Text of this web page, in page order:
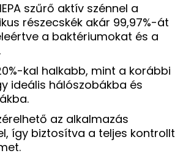
szűrő aktív szénnel a
részecskék akár 99,97%-át
a baktériumokat és a
kal halkabb, mint a korábbi
ideális hálószobákba és
az alkalmazás
így biztosítva a teljes kontrollt